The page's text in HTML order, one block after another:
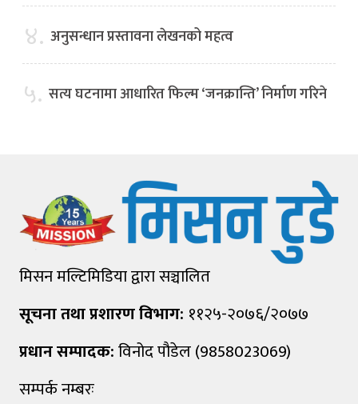
४. अनुसन्धान प्रस्तावना लेखनको महत्व
५. सत्य घटनामा आधारित फिल्म ‘जनक्रान्ति’ निर्माण गरिने
मिसन मल्टिमिडिया द्वारा सञ्चालित
सूचना तथा प्रशारण विभाग: ११२५-२०७६/२०७७
प्रधान सम्पादक:विनोद पौडेल (9858023069)
सम्पर्क नम्बरः